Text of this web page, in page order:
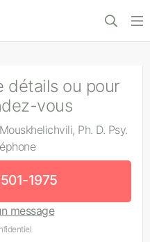
détails ou pour
vous
Ph. D. Psy.
1975
message